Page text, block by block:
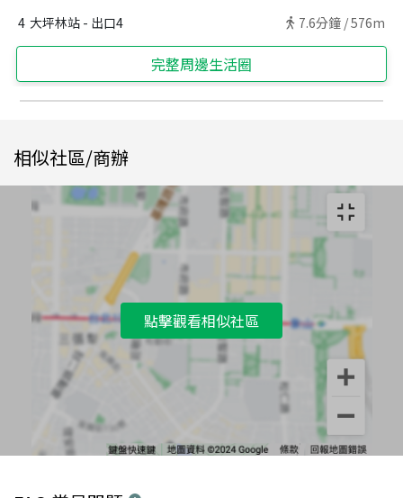
4 大坪林站 - 出口4 7.6分鐘 /576m
完整周邊生活圈
相似社區/商辦
點擊觀看相似社區